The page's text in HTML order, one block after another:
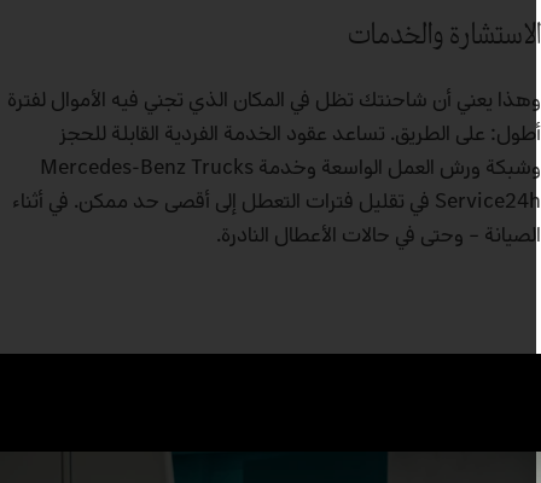
والخدمات
يعني أن شاحنتك تظل في المكان الذي تجني فيه الأموال لفترة
على الطريق. تساعد عقود الخدمة الفردية القابلة للحجز
وشبكة ورش العمل الواسعة وخدمة Mercedes-Benz Trucks
Service24h في تقليل فترات التعطل إلى أقصى حد ممكن. في أثناء
– وحتى في حالات الأعطال النادرة.